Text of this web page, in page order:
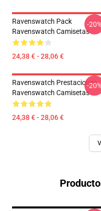
Ravenswatch Pack
Ravenswatch Camisetas
24,38 € - 28,06 €
-
Ravenswatch Prestaciones
Ravenswatch Camisetas
24,38 € - 28,06 €
-